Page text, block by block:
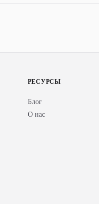
РЕСУРСЫ
Блог
О нас